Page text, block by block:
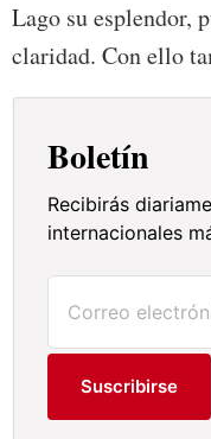
Lago su esplendor,
claridad. Con ello
Boletín
Recibirás
internacionales
Suscribirse